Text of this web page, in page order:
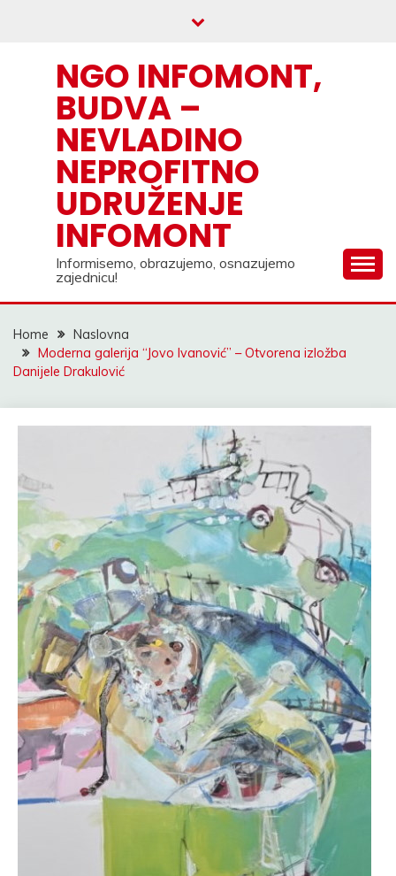
NGO INFOMONT,
BUDVA –
NEVLADINO
NEPROFITNO
UDRUŽENJE
INFOMONT
Informisemo, obrazujemo, osnazujemo
zajednicu!
Home
Naslovna
Moderna galerija “Jovo Ivanović” – Otvorena izložba
Danijele Drakulović